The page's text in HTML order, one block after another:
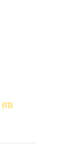
(12)